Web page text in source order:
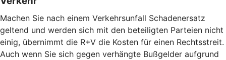
Machen Sie nach einem Verkehrsunfall Schadenersatz
geltend und werden sich mit den beteiligten Parteien nicht
einig, übernimmt die R+V die Kosten für einen Rechtsstreit.
Auch wenn Sie sich gegen verhängte Bußgelder aufgrund